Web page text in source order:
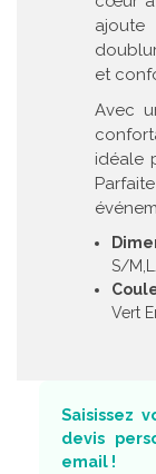
ajoute
et
Avec
idéale
S/
Vert
Saisissez
devis
email !